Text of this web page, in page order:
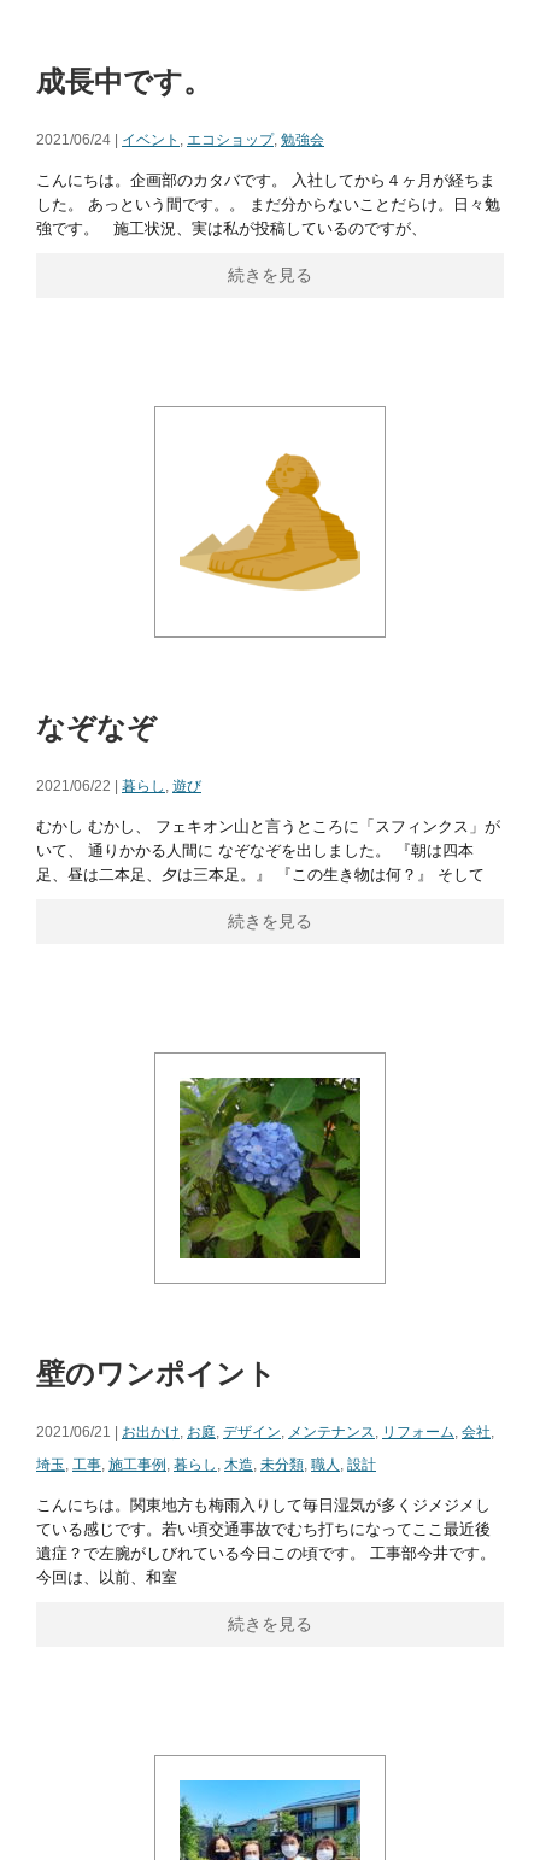
成長中です。
2021/06/24 | イベント , エコショップ, 勉強会
こんにちは。企画部のカタバです。 入社してから４ヶ月が経ちま
した。 あっという間です。。 まだ分からないことだらけ。日々勉
強です。 施工状況、実は私が投稿しているのですが、
続きを見る
なぞなぞ
2021/06/22 | 暮らし , 遊び
むかし むかし、 フェキオン山と言うところに「スフィンクス」が
いて、 通りかかる人間に なぞなぞを出しました。 『朝は四本
足、昼は二本足、夕は三本足。』 『この生き物は何？』 そして
続きを見る
壁のワンポイント
2021/06/21 | お出かけ, お庭, デザイン, メンテナンス, リフォーム, 会社,
埼玉, 工事, 施工事例 , 暮らし , 木造, 未分類, 職人 , 設計
こんにちは。関東地方も梅雨入りして毎日湿気が多くジメジメし
ている感じです。若い頃交通事故でむち打ちになってここ最近後
遺症？で左腕がしびれている今日この頃です。 工事部今井です。
今回は、以前、和室
続きを見る